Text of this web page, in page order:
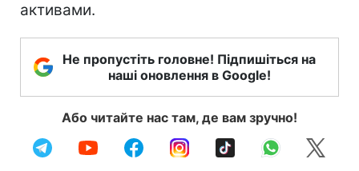
активами.
Не пропустіть головне! Підпишіться на
наші оновлення в Google!
Або читайте нас там, де вам зручно!